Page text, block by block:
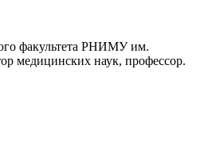
факультета РНИМУ им.
медицинских наук, профессор.